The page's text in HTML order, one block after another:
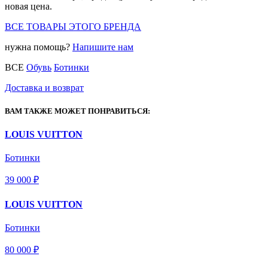
новая цена.
ВСЕ ТОВАРЫ ЭТОГО БРЕНДА
нужна помощь? Напишите нам
ВСЕ Обувь Ботинки
Доставка и возврат
ВАМ ТАКЖЕ МОЖЕТ ПОНРАВИТЬСЯ:
LOUIS VUITTON
Ботинки
39 000 ₽
LOUIS VUITTON
Ботинки
80 000 ₽